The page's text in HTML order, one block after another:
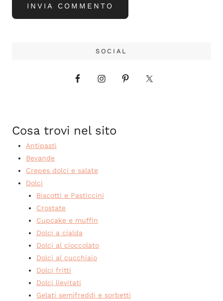
SOCIAL
Cosa trovi nel sito
Antipasti
Bevande
Crepes dolci e salate
Dolci
Biscotti e Pasticcini
Crostate
Cupcake e muffin
Dolci a cialda
Dolci al cioccolato
Dolci al cucchiaio
Dolci fritti
Dolci lievitati
Gelati semifreddi e sorbetti